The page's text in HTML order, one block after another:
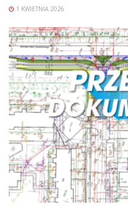
1 KWIETNIA 2026